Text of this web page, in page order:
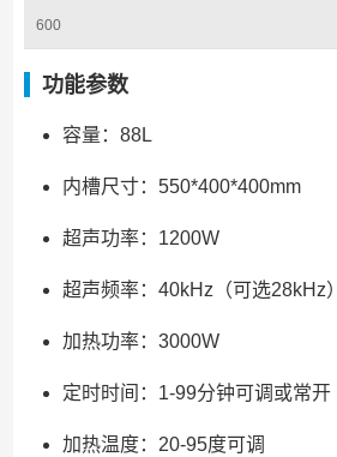
600
功能参数
容量：88L
内槽尺寸：550*400*400mm
超声功率：1200W
超声频率：40kHz（可选28kHz）
加热功率：3000W
定时时间：1-99分钟可调或常开
加热温度：20-95度可调